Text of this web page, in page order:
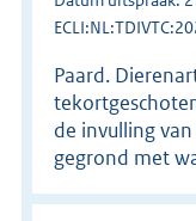
Paard.
de invulling
gegrond met